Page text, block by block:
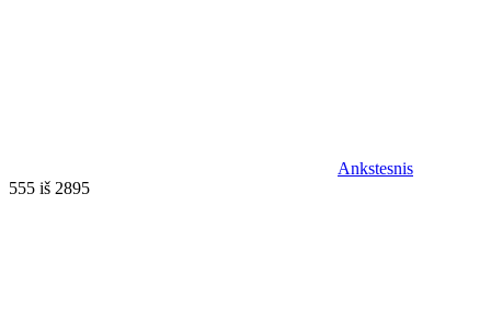
Ankstesnis
555 iš 2895